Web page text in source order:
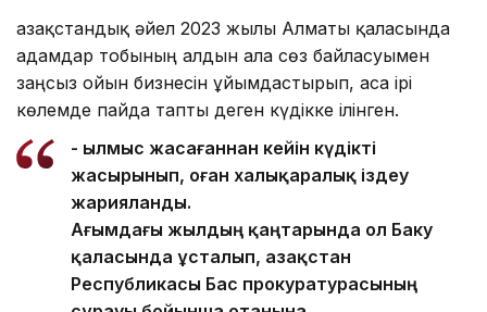
Қазақстандық әйел 2023 жылы Алматы қаласында
адамдар тобының алдын ала сөз байласуымен
заңсыз ойын бизнесін ұйымдастырып, аса ірі
көлемде пайда тапты деген күдікке ілінген.
- Қылмыс жасағаннан кейін күдікті
жасырынып, оған халықаралық іздеу
жарияланды.
Ағымдағы жылдың қаңтарында ол Баку
қаласында ұсталып, Қазақстан
Республикасы Бас прокуратурасының